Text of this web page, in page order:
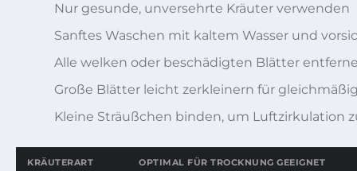
Nur gesunde, unversehrte Kräuter verwenden
Sanftes Waschen mit kaltem Wasser und
Alle welken oder beschädigten Blätter
Große Blätter leicht zerkleinern für
Kleine Sträußchen binden, um Luftzirkulation
KRÄUTERART OPTIMAL FÜR TROCKNUNG GEEIGNET